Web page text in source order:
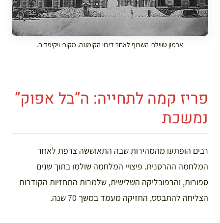
ארמון טווילרי השרוף לאחר דיכוי הקומונה. מקור: ויקיפדיה.
פריז קמה לתחייה: ה”בל אפוק”
נמשכת
רבים הופתעו מהמהירות שבה התאוששה צרפת לאחר
המלחמה ההרסנית. פיצויי המלחמה שולמו בתוך שנים
ספורות, והרפובליקה השלישית, שלמרות התחזיות הקודרות
הצליחה להתבסס, החזיקה מעמד במשך 70 שנה.